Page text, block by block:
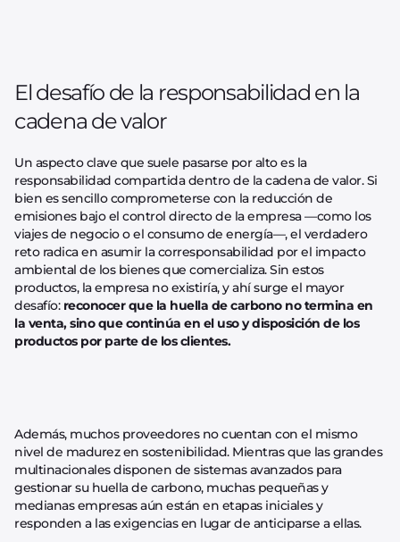
El desafío de la responsabilidad en la
cadena de valor
Un aspecto clave que suele pasarse por alto es la
responsabilidad compartida dentro de la cadena de valor. Si
bien es sencillo comprometerse con la reducción de
emisiones bajo el control directo de la empresa —como los
viajes de negocio o el consumo de energía—, el verdadero
reto radica en asumir la corresponsabilidad por el impacto
ambiental de los bienes que comercializa. Sin estos
productos, la empresa no existiría, y ahí surge el mayor
desafío: reconocer que la huella de carbono no termina en
la venta, sino que continúa en el uso y disposición de los
productos por parte de los clientes.
Además, muchos proveedores no cuentan con el mismo
nivel de madurez en sostenibilidad. Mientras que las grandes
multinacionales disponen de sistemas avanzados para
gestionar su huella de carbono, muchas pequeñas y
medianas empresas aún están en etapas iniciales y
responden a las exigencias en lugar de anticiparse a ellas.